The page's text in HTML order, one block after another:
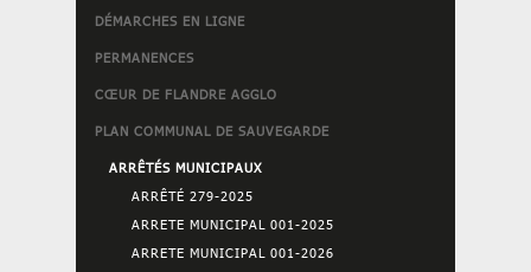
DÉMARCHES EN LIGNE
PERMANENCES
CŒUR DE FLANDRE AGGLO
PLAN COMMUNAL DE SAUVEGARDE
ARRÊTÉS MUNICIPAUX
ARRÊTÉ 279-2025
ARRETE MUNICIPAL 001-2025
ARRETE MUNICIPAL 001-2026